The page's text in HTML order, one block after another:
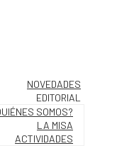
NOVEDADES
EDITORIAL
SOMOS?
LA MISA
ACTIVIDADES